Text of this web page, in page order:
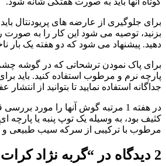
برای جلوگیری از عارضه های پریودنتال
بزنید، توصیه می شود این کار را به صورت
دهید. پیشنهاد می شود که دو هفته یک بار
برای پاک نمودن ترشحاتی که در گوشه چشم
پارچه نرم و مرطوب استفاده کنید. باید
جداگانه استفاده نمایید تا بتوانید از
در هفته 1 مرتبه گوش آنها را مورد
کثیف بود، به وسیله یک توپ پنبه یا پارچه
مرطوب با ترکیبی از سرکه سیب طبیعی و
2 دیدگاه در “ گربه نژاد کرات